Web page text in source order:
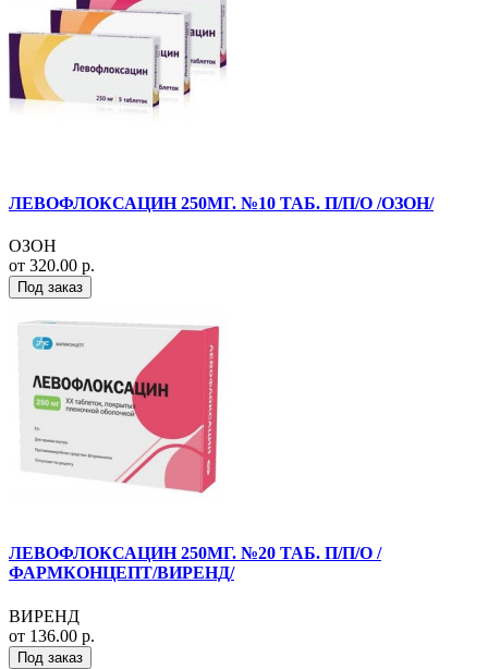
ЛЕВОФЛОКСАЦИН 250МГ. №10 ТАБ. П/П/О /ОЗОН/
ОЗОН
от 320.00 р.
Под заказ
ЛЕВОФЛОКСАЦИН 250МГ. №20 ТАБ. П/П/О /
ФАРМКОНЦЕПТ/ВИРЕНД/
ВИРЕНД
от 136.00 р.
Под заказ